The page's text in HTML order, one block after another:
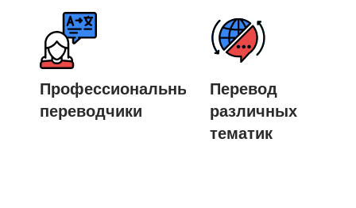
Профессиональные
переводчики
Перевод
различных
тематик